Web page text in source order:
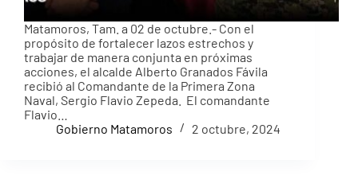
Matamoros, Tam. a 02 de octubre.- Con el
propósito de fortalecer lazos estrechos y
trabajar de manera conjunta en próximas
acciones, el alcalde Alberto Granados Fávila
recibió al Comandante de la Primera Zona
Naval, Sergio Flavio Zepeda. El comandante
Flavio…
Gobierno Matamoros
2 octubre, 2024